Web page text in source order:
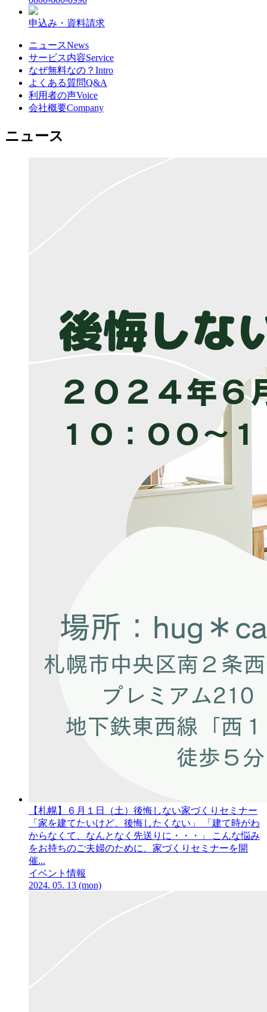
申込み・資料請求
ニュースNews
サービス内容Service
なぜ無料なの？ Intro
よくある質問Q&A
利用者の声Voice
会社概要Company
ニュース
【札幌】６月１日 （土） 後悔しない家づくりセミナー
「家を建てたいけど、後悔したくない」 「建て時がわ
からなくて、なんとなく先送りに・・・」 こんな悩み
をお持ちのご夫婦のために、家づくりセミナーを開
催...
イベント情報
2024. 05. 13 (mon)